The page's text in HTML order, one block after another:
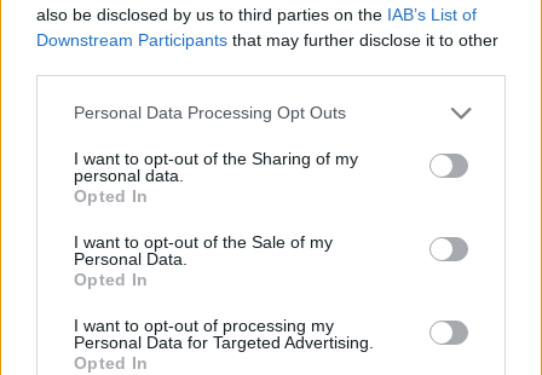
also be disclosed by us to third parties on the IAB’s List of
Downstream Participants that may further disclose it to other
Please note that this website/app uses one or more Google
not limited to your visit or usage behaviour. You may click to
grant or deny consent to Google and its third-party tags to
use your data for below specified purposes in below Google
consent section.
Personal Data Processing Opt Outs
I want to opt-out of the Sharing of my
personal data.
Opted In
I want to opt-out of the Sale of my
Personal Data.
Opted In
I want to opt-out of processing my
Personal Data for Targeted Advertising.
Opted In
Αν τα χάσατε